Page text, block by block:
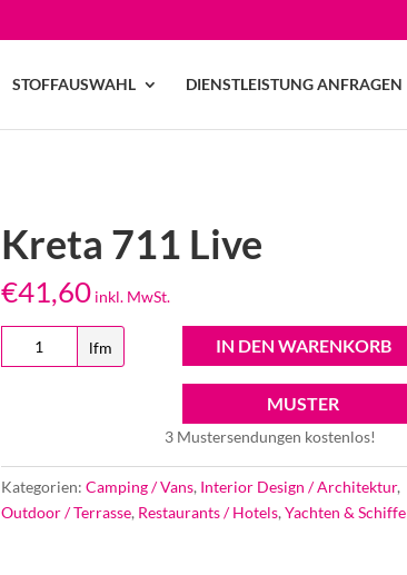
STOFFAUSWAHL DIENSTLEISTUNG ANFRAGEN
Kreta 711 Live
€41,60 inkl. MwSt.
Kreta
711
lfm IN DEN WARENKORB
MUSTER
3 Mustersendungen kostenlos!
Kategorien:Camping / Vans, Interior Design / Architektur,
Outdoor / Terrasse, Restaurants / Hotels,Yachten & Schiffe